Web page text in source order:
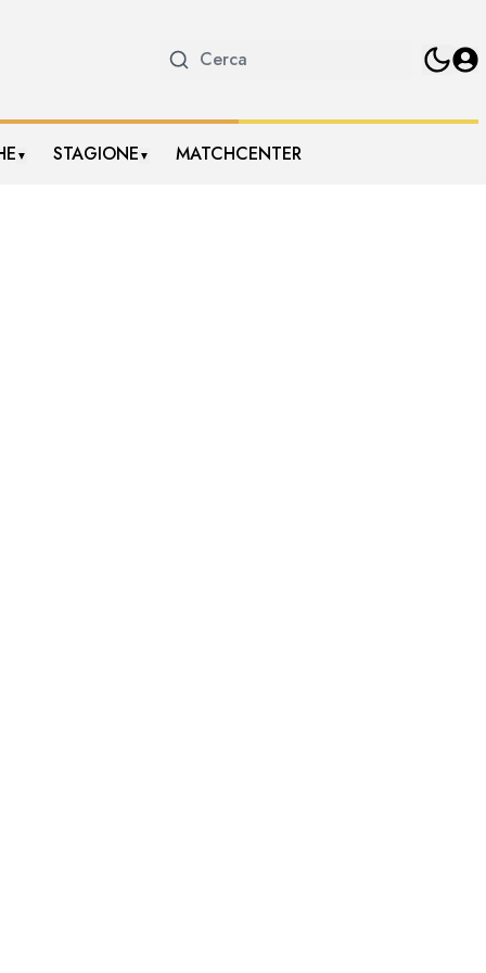
▼ STAGIONE ▼ MATCHCENTER